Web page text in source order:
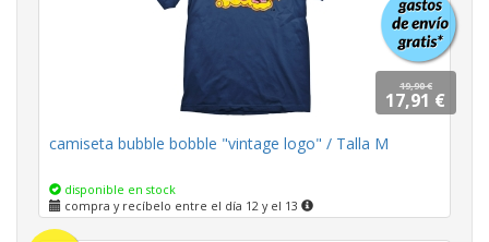
19,90 €
17,91 €
camiseta bubble bobble "vintage logo" / Talla M
disponible en stock
compra y recíbelo entre el día 12 y el 13